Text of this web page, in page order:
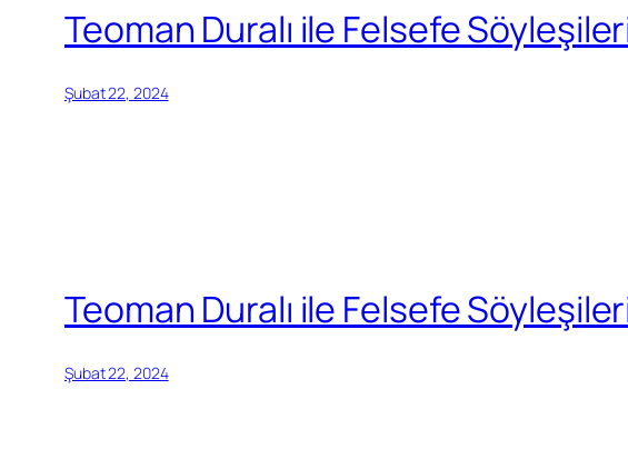
Teoman Duralı ile Felsefe
Şubat 22, 2024
Teoman Duralı ile Felsefe
Şubat 22, 2024